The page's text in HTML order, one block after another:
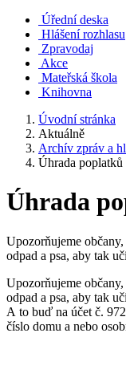
Úřední deska
Hlášení rozhlasu
Zpravodaj
Akce
Mateřská škola
Knihovna
Úvodní stránka
Aktuálně
Archív zpráv a
Úhrada poplatků
Úhrada
Upozorňujeme
odpad a psa, aby tak
Upozorňujeme
odpad a psa, aby tak
A to buď na účet č.
číslo domu a nebo